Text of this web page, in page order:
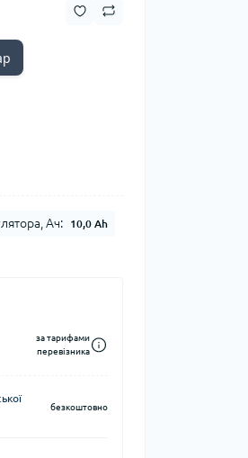
Ач: 10,0 Аh
за тарифами
перевізника
безкоштовно